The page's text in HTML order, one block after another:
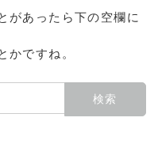
があったら下の空欄に
かですね。